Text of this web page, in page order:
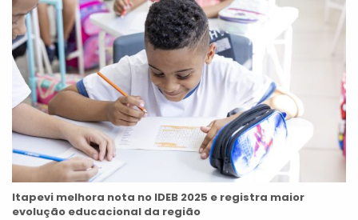
Itapevi melhora nota no IDEB 2025 e registra maior
evolução educacional da região